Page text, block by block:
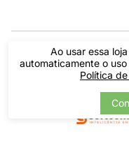
Ao usar essa
automaticamente o
Política
Pintos LTDA -
Centro - Teresina/